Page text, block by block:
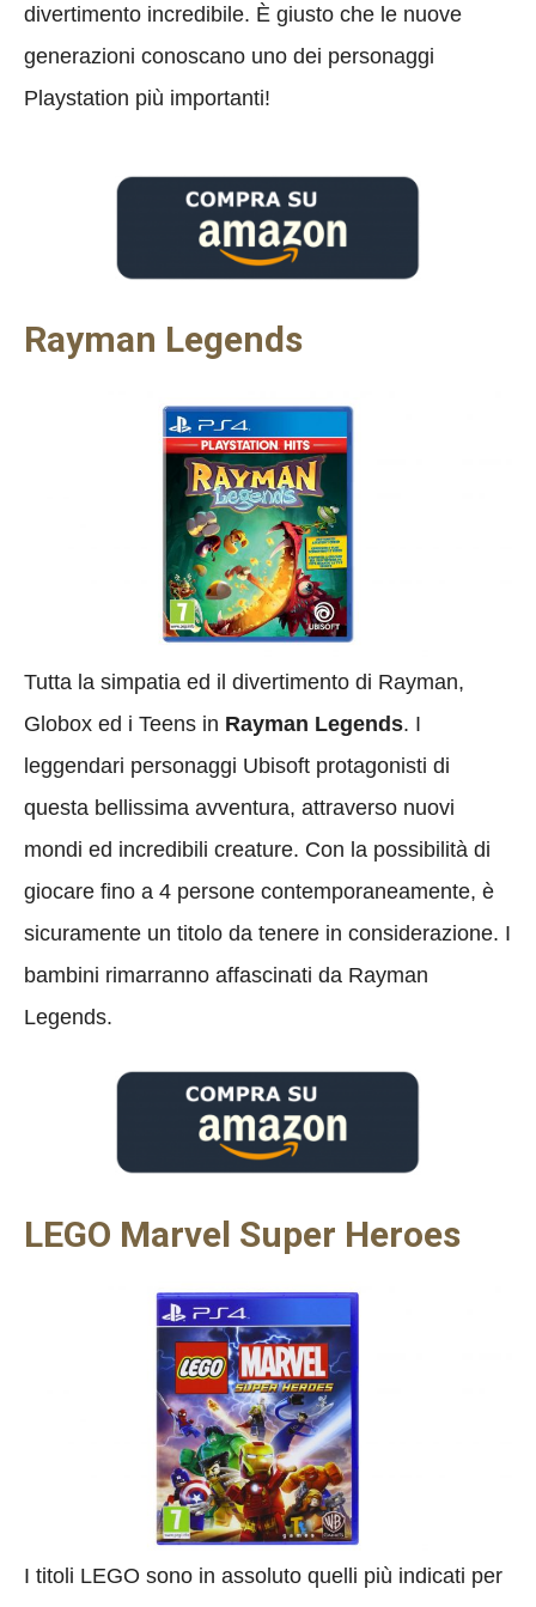
divertimento incredibile. È giusto che le nuove
generazioni conoscano uno dei personaggi
Playstation più importanti!
Rayman Legends
Tutta la simpatia ed il divertimento di Rayman,
Globox ed i Teens in Rayman Legends. I
leggendari personaggi Ubisoft protagonisti di
questa bellissima avventura, attraverso nuovi
mondi ed incredibili creature. Con la possibilità di
giocare fino a 4 persone contemporaneamente, è
sicuramente un titolo da tenere in considerazione. I
bambini rimarranno affascinati da Rayman
Legends.
LEGO Marvel Super Heroes
I titoli LEGO sono in assoluto quelli più indicati per